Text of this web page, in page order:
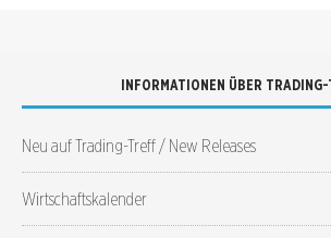
INFORMATIONEN ÜBER TRADING-
Neu auf Trading-Treff / New Releases
Wirtschaftskalender